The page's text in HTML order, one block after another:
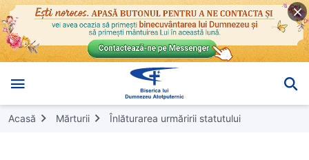
Acasă Mărturii Înlăturarea urmăririi statutului